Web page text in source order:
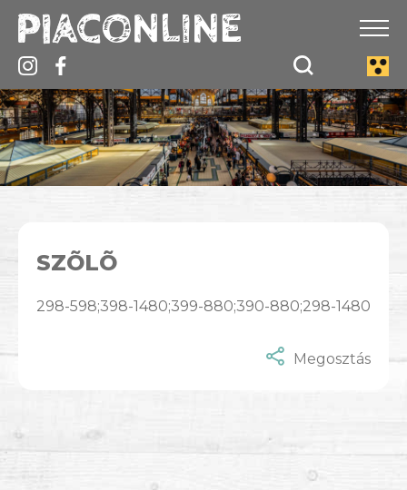
SZÕLÕ
298-598;398-1480;399-880;390-880;298-1480
Megosztás